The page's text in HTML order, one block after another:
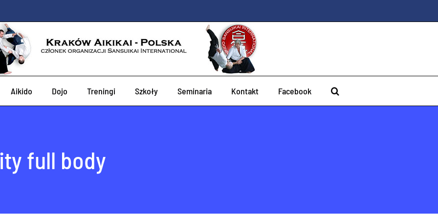
Aikido Dojo Treningi Szkoły Seminaria Kontakt Facebook
full body